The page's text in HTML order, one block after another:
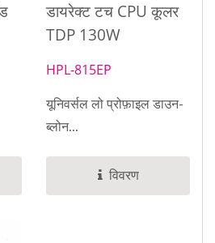
डायरेक्ट टच CPU कूलर
TDP 130W
HPL-815EP
यूनिवर्सल लो प्रोफ़ाइल डाउन-
ब्लोन...
विवरण